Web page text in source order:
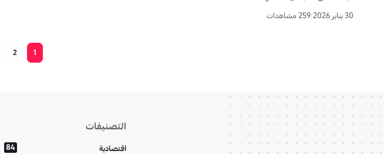
30 يناير 2026 259 مشاهدات
1
2
التصنيفات
اقتصادية 84